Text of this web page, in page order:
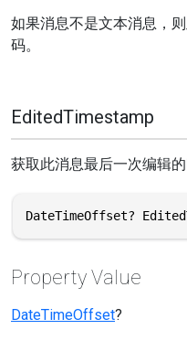
如果消息不是文本消息，
码。
EditedTimestamp
获取此消息最后一次编辑的
DateTimeOffset?
Property Value
DateTimeOffset?